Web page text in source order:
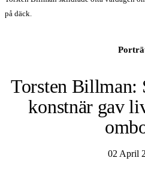
på däck.
Torsten Billman:
konstnär gav
02 April